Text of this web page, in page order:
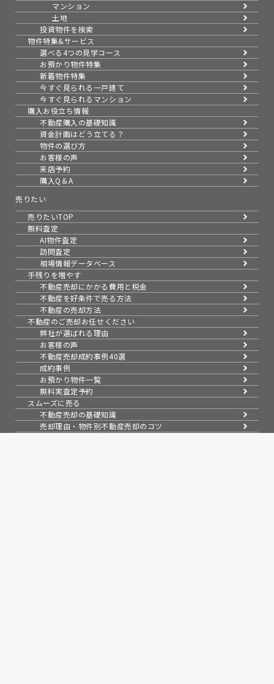
マンション
土地
投資物件を検索
物件特集&サービス
選べる4つの見学コース
お預かり物件特集
新着物件特集
今すぐ見られる一戸建て
今すぐ見られるマンション
購入お役立ち情報
不動産購入の基礎知識
資金計画はどう立てる？
物件の選び方
お客様の声
来店予約
購入Q＆A
売りたい
売りたいTOP
無料査定
AI物件査定
訪問査定
相場情報データベース
手残りを増やす
不動産売却にかかる費用と税金
不動産を好条件で売る方法
不動産の売却方法
不動産のご売却お任せください
弊社が選ばれる理由
お客様の声
不動産売却成約事例40選
成約事例
お預かり物件一覧
無料実査定予約
スムーズに売る
不動産売却の基礎知識
売却理由・物件別不動産売却のコツ